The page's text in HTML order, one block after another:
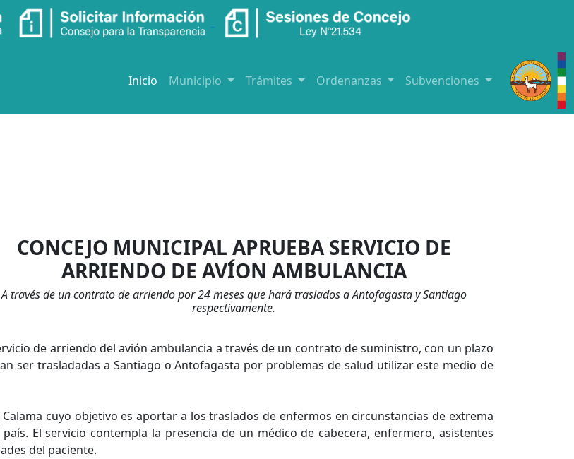
Inicio Municipio Trámites Ordenanzas Subvenciones
CONCEJO MUNICIPAL APRUEBA SERVICIO DE
ARRIENDO DE AVÍON AMBULANCIA
A través de un contrato de arriendo por 24 meses que hará traslados a Antofagasta y Santiago
respectivamente.
de arriendo del avión ambulancia a través de un contrato de suministro, con un plazo
ser trasladadas a Santiago o Antofagasta por problemas de salud utilizar este medio de
cuyo objetivo es aportar a los traslados de enfermos en circunstancias de extrema
El servicio contempla la presencia de un médico de cabecera, enfermero, asistentes
del paciente.